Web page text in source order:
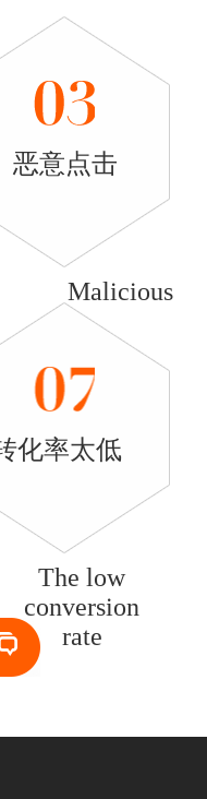
恶意点击
Malicious
click
化率太低
The low
conversion
rate